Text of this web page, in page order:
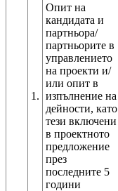
1.
Опит на
кандидата и
партньора/
партньорите в
управлението
на проекти и/
или опит в
изпълнение на
дейности, като
тези включени
в проектното
предложение
през
последните 5
години